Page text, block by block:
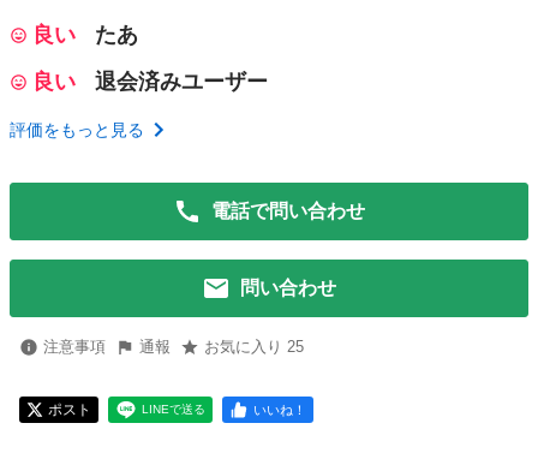
良い
たあ
良い
退会済みユーザー
評価をもっと見る
電話で問い合わせ
問い合わせ
注意事項 通報 お気に入り 25
ポスト LINEで送る いいね！